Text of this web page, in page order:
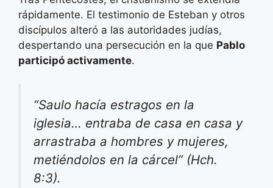
rápidamente. El testimonio de Esteban y otros
discípulos alteró a las autoridades judías,
despertando una persecución en la que Pablo
participó activamente.
“Saulo hacía estragos en la
iglesia… entraba de casa en casa y
arrastraba a hombres y mujeres,
metiéndolos en la cárcel” (Hch.
8:3).